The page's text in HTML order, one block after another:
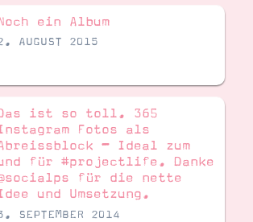
ein Album
AUGUST 2015
ist so toll. 365
Fotos als
– Ideal zum
für #projectlife. Danke
für die nette
und Umsetzung.
SEPTEMBER 2014